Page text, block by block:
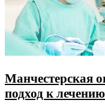
Манчестерская
подход к